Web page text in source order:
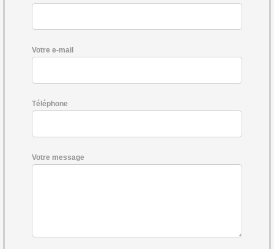
Votre e-mail
Téléphone
Votre message